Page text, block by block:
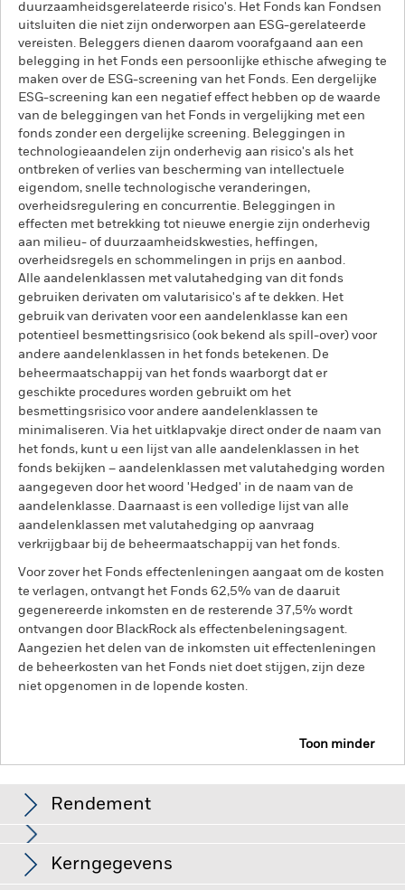
duurzaamheidsgerelateerde risico's. Het Fonds kan Fondsen
uitsluiten die niet zijn onderworpen aan ESG-gerelateerde
vereisten. Beleggers dienen daarom voorafgaand aan een
belegging in het Fonds een persoonlijke ethische afweging te
maken over de ESG-screening van het Fonds. Een dergelijke
ESG-screening kan een negatief effect hebben op de waarde
van de beleggingen van het Fonds in vergelijking met een
fonds zonder een dergelijke screening. Beleggingen in
technologieaandelen zijn onderhevig aan risico's als het
ontbreken of verlies van bescherming van intellectuele
eigendom, snelle technologische veranderingen,
overheidsregulering en concurrentie. Beleggingen in
effecten met betrekking tot nieuwe energie zijn onderhevig
aan milieu- of duurzaamheidskwesties, heffingen,
overheidsregels en schommelingen in prijs en aanbod.
Alle aandelenklassen met valutahedging van dit fonds
gebruiken derivaten om valutarisico's af te dekken. Het
gebruik van derivaten voor een aandelenklasse kan een
potentieel besmettingsrisico (ook bekend als spill-over) voor
andere aandelenklassen in het fonds betekenen. De
beheermaatschappij van het fonds waarborgt dat er
geschikte procedures worden gebruikt om het
besmettingsrisico voor andere aandelenklassen te
minimaliseren. Via het uitklapvakje direct onder de naam van
het fonds, kunt u een lijst van alle aandelenklassen in het
fonds bekijken – aandelenklassen met valutahedging worden
aangegeven door het woord 'Hedged' in de naam van de
aandelenklasse. Daarnaast is een volledige lijst van alle
aandelenklassen met valutahedging op aanvraag
verkrijgbaar bij de beheermaatschappij van het fonds.
Voor zover het Fonds effectenleningen aangaat om de kosten
te verlagen, ontvangt het Fonds 62,5% van de daaruit
gegenereerde inkomsten en de resterende 37,5% wordt
ontvangen door BlackRock als effectenbeleningsagent.
Aangezien het delen van de inkomsten uit effectenleningen
de beheerkosten van het Fonds niet doet stijgen, zijn deze
niet opgenomen in de lopende kosten.
Toon minder
Rendement
Beleggingen in technologieaandelen zijn onderhevig aan
risico's als het ontbreken of verlies van bescherming van
Kerngegevens